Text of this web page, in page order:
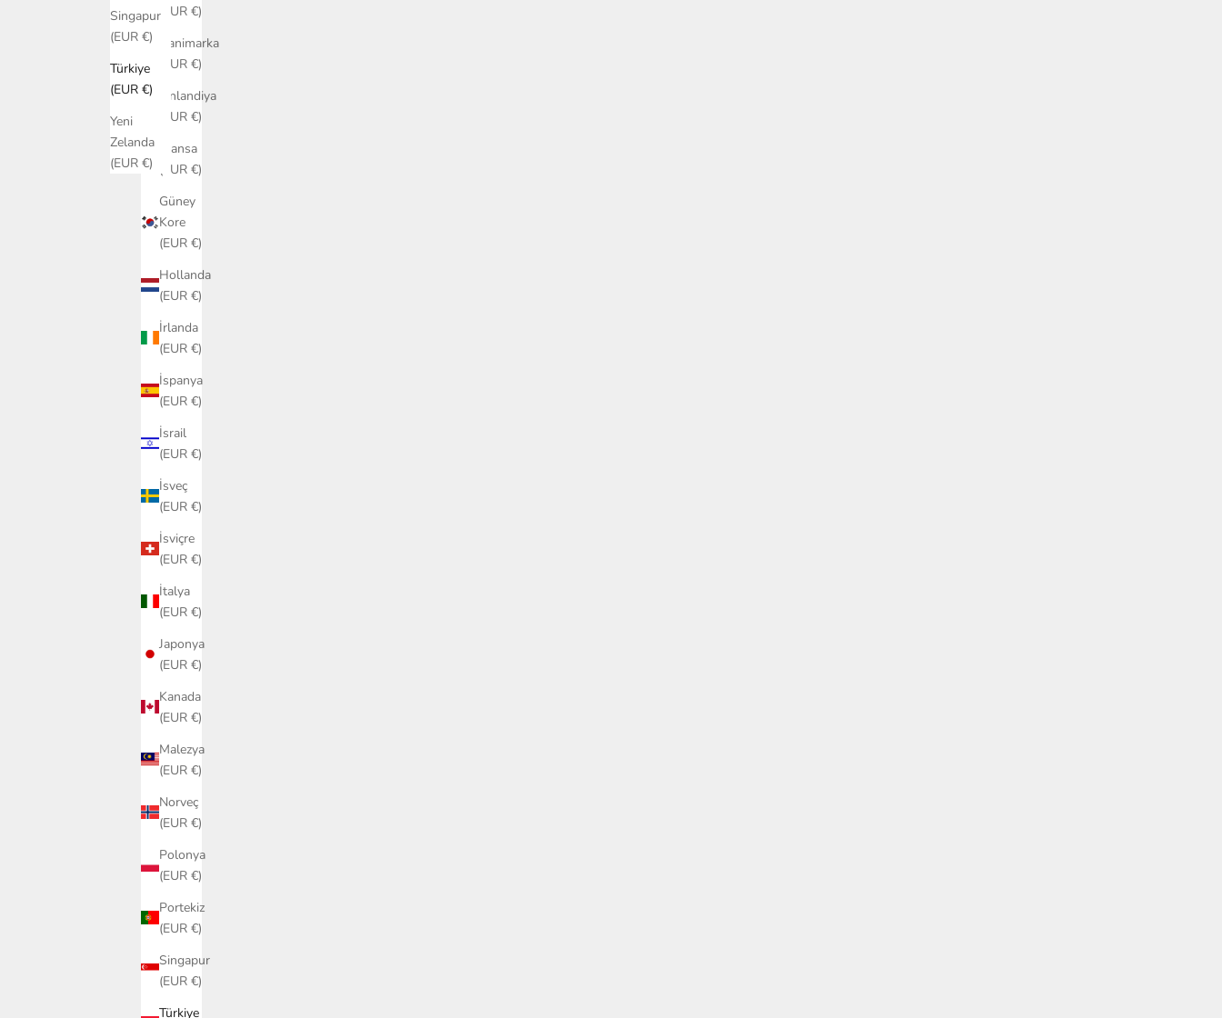
Singapur
(EUR €)
Türkiye
(EUR €)
Yeni
Zelanda
(EUR €)
(EUR €)
Danimarka
(EUR €)
Finlandiya
(EUR €)
Fransa
(EUR €)
Güney
Kore
(EUR €)
Hollanda
(EUR €)
İrlanda
(EUR €)
İspanya
(EUR €)
İsrail
(EUR €)
İsveç
(EUR €)
İsviçre
(EUR €)
İtalya
(EUR €)
Japonya
(EUR €)
Kanada
(EUR €)
Malezya
(EUR €)
Norveç
(EUR €)
Polonya
(EUR €)
Portekiz
(EUR €)
Singapur
(EUR €)
Türkiye